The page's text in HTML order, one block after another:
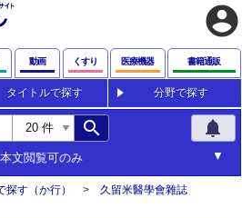
account_circle
動画 くすり 医療機器 書籍通販
タイトルで探す 分野で探す
search notifications
本文閲覧可のみ
探す（か行）
久留米醫學會雜誌